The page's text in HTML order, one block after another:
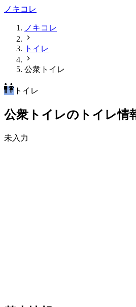
ノキコレ
ノキコレ
トイレ
公衆トイレ
トイレ
公衆トイレのトイレ情
未入力